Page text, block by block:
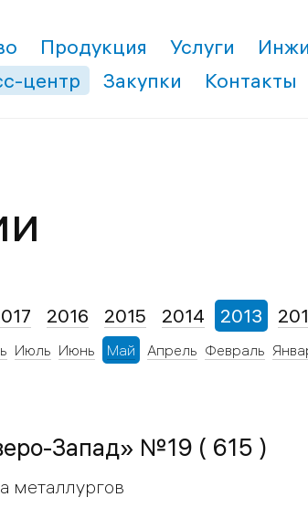
Продукция Услуги
центр Закупки Контакты
2016 2015 2014 2013
Июль Июнь Май Апрель Февраль
Запад» №19 ( 615 )
металлургов